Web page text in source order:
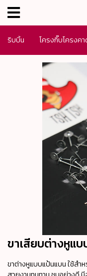
menu
ริบบิ้น โครงกิ๊บโครงค
เครื่องประดับ
ขาเสียบต่างหูแ
ขาต่างหูแบบแป้นแบน ใช้สำ